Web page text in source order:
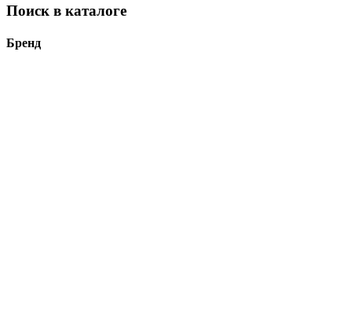
Поиск в каталоге
Бренд